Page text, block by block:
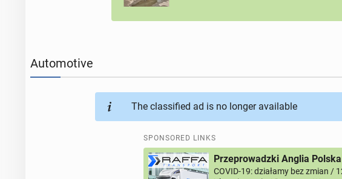
Automotive
The classified ad is no longer available
SPONSORED LINKS
Przeprowadzki Anglia
COVID-19: działamy bez zmian /